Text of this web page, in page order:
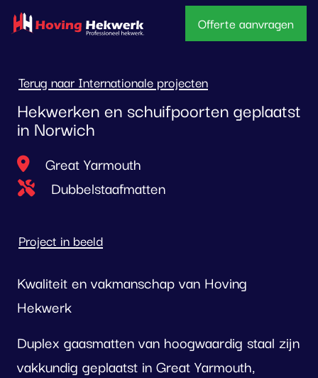
overslaan
Offerte aanvragen
Terug naar Internationale projecten
Hekwerken en schuifpoorten geplaatst
in Norwich
Locatie
Great Yarmouth
Type project
Dubbelstaafmatten
Project in beeld
Kwaliteit en vakmanschap van Hoving
Hekwerk
Duplex gaasmatten van hoogwaardig staal zijn
vakkundig geplaatst in Great Yarmouth,